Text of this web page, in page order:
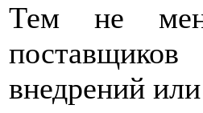
Тем не
внедрений